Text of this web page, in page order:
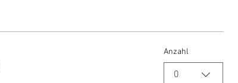
Anzahl
0